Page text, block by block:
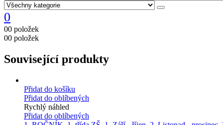
0
00 položek
00 položek
Související produkty
Přidat do košíku
Přidat do oblíbených
Rychlý náhled
Přidat do oblíbených